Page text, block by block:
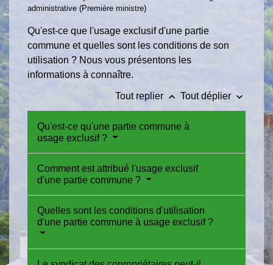
administrative (Première ministre)
Qu'est-ce que l'usage exclusif d'une partie
commune et quelles sont les conditions de son
utilisation ? Nous vous présentons les
informations à connaître.
Tout replier keyboard_arrow_up Tout déplier keyboard_arrow_down
Qu'est-ce qu'une partie commune à
usage exclusif ?
Comment est attribué l'usage exclusif
d'une partie commune ?
Quelles sont les conditions d'utilisation
d'une partie commune à usage exclusif ?